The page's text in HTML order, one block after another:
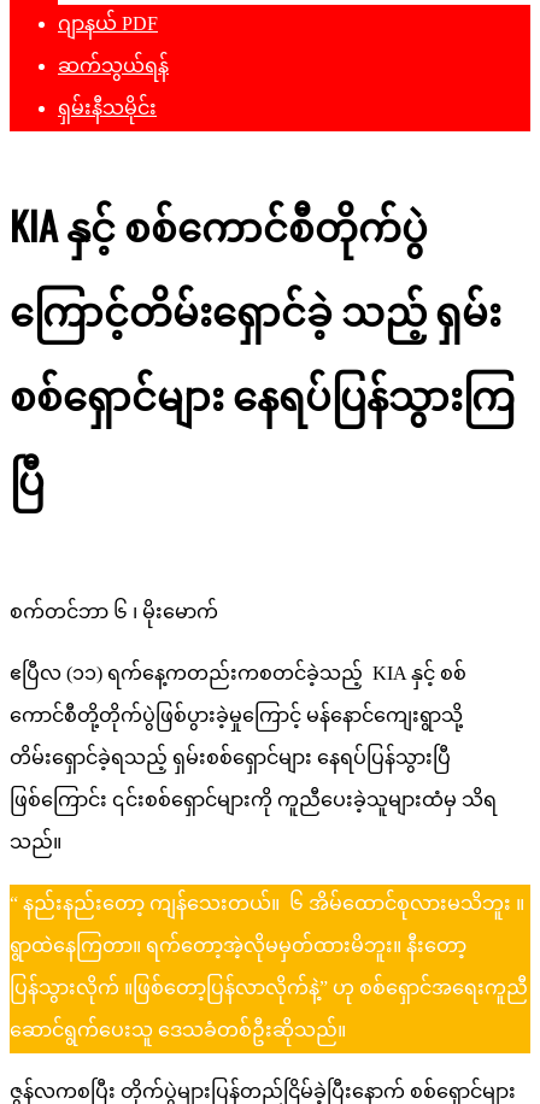
ဂျာနယ် PDF
ဆက်သွယ်ရန်
ရှမ်းနီသမိုင်း
KIA နှင့် စစ်ကောင်စီတိုက်ပွဲ
ကြောင့်တိမ်းရှောင်ခဲ့ သည့် ရှမ်း
စစ်ရှောင်များ နေရပ်ပြန်သွားကြ
ပြီ
စက်တင်ဘာ ၆ ၊ မိုးမောက်
ဧပြီလ (၁၁)​ ရက်နေ့ကတည်းကစတင်ခဲ့သည့် KIA နှင့် စစ်
ကောင်စီတို့တိုက်ပွဲဖြစ်ပွားခဲ့မှုကြောင့် မန်နောင်ကျေးရွာသို့
တိမ်းရှောင်ခဲ့ရသည့် ရှမ်းစစ်ရှောင်များ နေရပ်ပြန်သွားပြီ
ဖြစ်ကြောင်း ၎င်းစစ်ရှောင်များကို ကူညီပေးခဲ့သူများထံမှ သိရ
သည်။​
“​ နည်းနည်းတော့ ကျန်သေးတယ်။​ ၆ အိမ်ထောင်စုလားမသိဘူး ။
ရွာထဲနေကြတာ။ ရက်တော့အဲ့လိုမမှတ်ထားမိဘူး။ နီးတော့
ပြန်သွားလိုက် ။ဖြစ်တော့ပြန်လာလိုက်နဲ့” ဟု စစ်ရှောင်အရေးကူညီ
ဆောင်ရွက်ပေးသူ ဒေသခံတစ်ဦးဆိုသည်။
ဇွန်လကစပြီး တိုက်ပွဲများပြန်တည်ငြိမ်ခဲ့ပြီး​​​နောက် စစ်ရှောင်များ